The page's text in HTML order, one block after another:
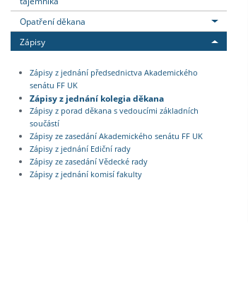
Opatření děkana
Zápisy
Zápisy z jednání předsednictva Akademického
senátu FF UK
Zápisy z jednání kolegia děkana
Zápisy z porad děkana s vedoucími základních
součástí
Zápisy ze zasedání Akademického senátu FF UK
Zápisy z jednání Ediční rady
Zápisy ze zasedání Vědecké rady
Zápisy z jednání komisí fakulty